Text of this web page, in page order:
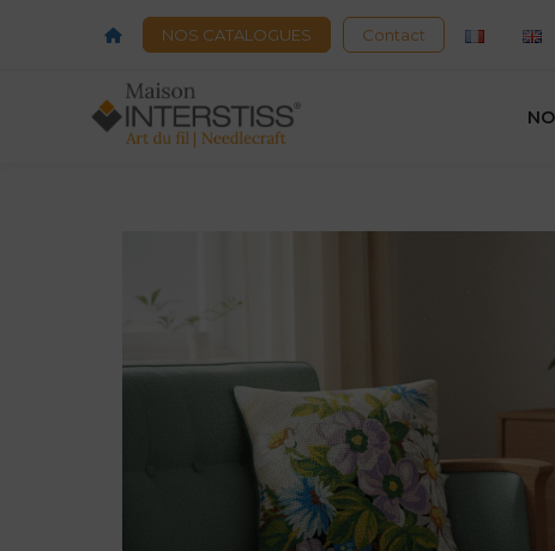
AcceuilNOS CATALOGUES Contact